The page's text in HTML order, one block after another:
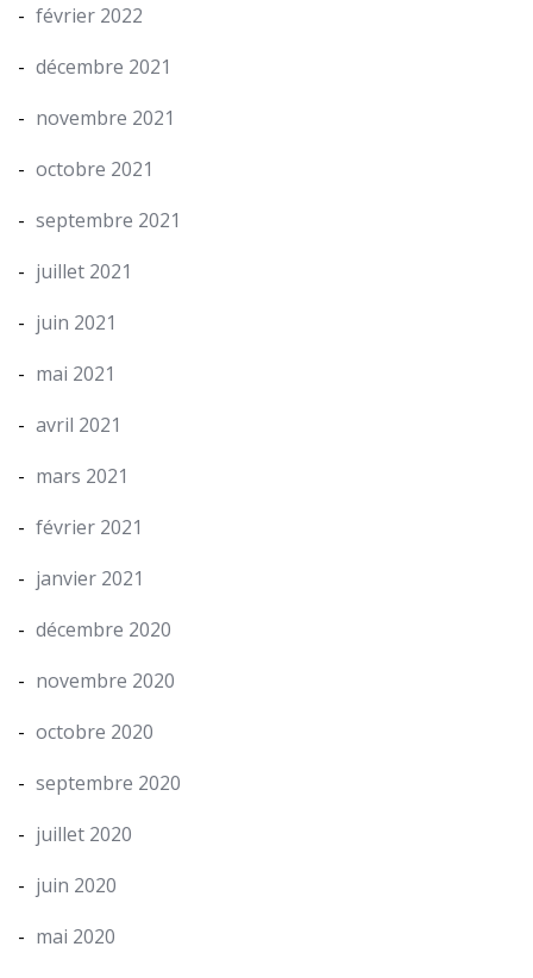
février 2022
décembre 2021
novembre 2021
octobre 2021
septembre 2021
juillet 2021
juin 2021
mai 2021
avril 2021
mars 2021
février 2021
janvier 2021
décembre 2020
novembre 2020
octobre 2020
septembre 2020
juillet 2020
juin 2020
mai 2020